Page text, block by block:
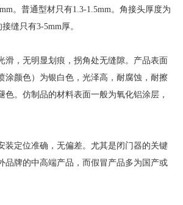
。普通型材只有1.3-1.5mm。角接头厚度为
缝只有3-5mm厚。
滑，无明显划痕，拐角处无缝隙。产品表面
涂颜色）为银白色，光泽高，耐腐蚀，耐擦
色。仿制品的材料表面一般为氧化铝涂层，
装定位准确，无偏差。尤其是闭门器的关键
品牌的中高端产品，而假冒产品多为国产或